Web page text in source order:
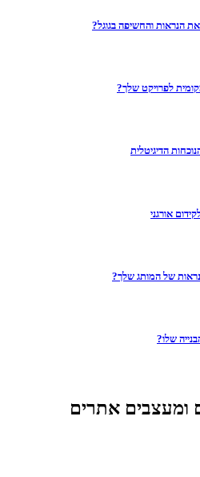
הנראות והחשיפה בגוגל?
לפרויקט שלך?
הדיגיטלית
אורגני
של המותג שלך?
שלו?
ומעצבים אתרים